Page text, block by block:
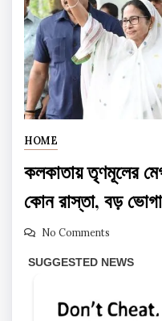
HOME
কলকাতায় তৃণমূলের
কোন রাস্তা, বড়
No Comments